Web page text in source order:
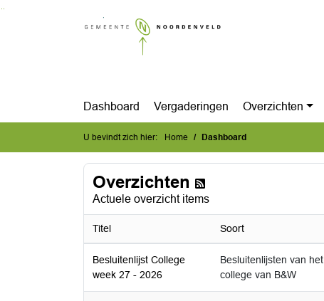
Ga naar de inhoud van deze pagina
Dashboard Vergaderingen Overzichten
U bevindt zich hier: Home Dashboard
Overzichten
Actuele overzicht items
Titel Soort
Besluitenlijst College
week 27 - 2026
Besluitenlijsten van het
college van B&W